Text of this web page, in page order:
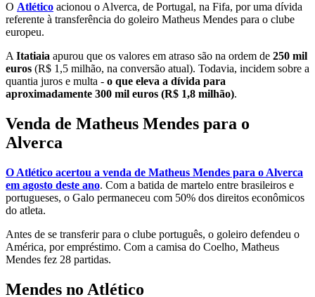
O Atlético acionou o Alverca, de Portugal, na Fifa, por uma dívida
referente à transferência do goleiro Matheus Mendes para o clube
europeu.
A Itatiaia apurou que os valores em atraso são na ordem de 250 mil
euros (R$ 1,5 milhão, na conversão atual). Todavia, incidem sobre a
quantia juros e multa - o que eleva a dívida para
aproximadamente 300 mil euros (R$ 1,8 milhão).
Venda de Matheus Mendes para o
Alverca
O Atlético acertou a venda de Matheus Mendes para o Alverca
em agosto deste ano. Com a batida de martelo entre brasileiros e
portugueses, o Galo permaneceu com 50% dos direitos econômicos
do atleta.
Antes de se transferir para o clube português, o goleiro defendeu o
América, por empréstimo. Com a camisa do Coelho, Matheus
Mendes fez 28 partidas.
Mendes no Atlético